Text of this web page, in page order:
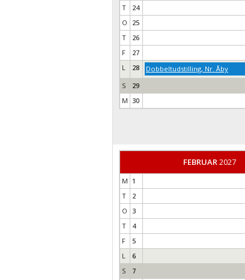
T
24
O
25
T
26
F
27
L
28
Dobbeltudstilling, Nr. Åby
S
29
M 30
FEBRUAR 2027
M 1
T
2
O 3
T
4
F
5
L
6
S
7